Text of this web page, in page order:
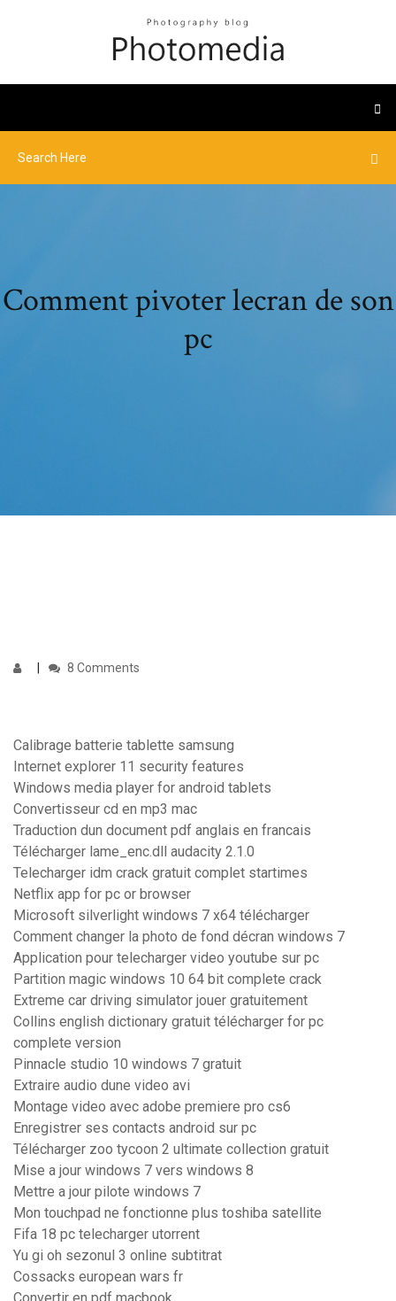
Comment pivoter lecran de son
pc
8 Comments
Calibrage batterie tablette samsung
Internet explorer 11 security features
Windows media player for android tablets
Convertisseur cd en mp3 mac
Traduction dun document pdf anglais en francais
Télécharger lame_enc.dll audacity 2.1.0
Telecharger idm crack gratuit complet startimes
Netflix app for pc or browser
Microsoft silverlight windows 7 x64 télécharger
Comment changer la photo de fond décran windows 7
Application pour telecharger video youtube sur pc
Partition magic windows 10 64 bit complete crack
Extreme car driving simulator jouer gratuitement
Collins english dictionary gratuit télécharger for pc
complete version
Pinnacle studio 10 windows 7 gratuit
Extraire audio dune video avi
Montage video avec adobe premiere pro cs6
Enregistrer ses contacts android sur pc
Télécharger zoo tycoon 2 ultimate collection gratuit
Mise a jour windows 7 vers windows 8
Mettre a jour pilote windows 7
Mon touchpad ne fonctionne plus toshiba satellite
Fifa 18 pc telecharger utorrent
Yu gi oh sezonul 3 online subtitrat
Cossacks european wars fr